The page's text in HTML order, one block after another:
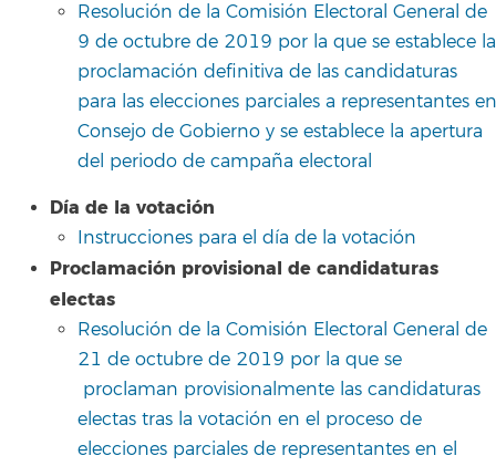
Resolución de la Comisión Electoral General de
9 de octubre de 2019 por la que se establece la
proclamación definitiva de las candidaturas
para las elecciones parciales a representantes en
Consejo de Gobierno y se establece la apertura
del periodo de campaña electoral
Día de la votación
Instrucciones para el día de la votación
Proclamación provisional de candidaturas
electas
Resolución de la Comisión Electoral General de
21 de octubre de 2019 por la que se
proclaman provisionalmente las candidaturas
electas tras la votación en el proceso de
elecciones parciales de representantes en el